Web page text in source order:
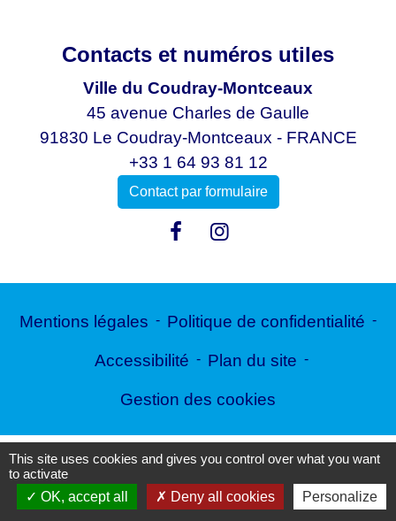
Contacts et numéros utiles
Ville du Coudray-Montceaux
45 avenue Charles de Gaulle
91830 Le Coudray-Montceaux - FRANCE
+33 1 64 93 81 12
Contact par formulaire
Mentions légales - Politique de confidentialité -
Accessibilité - Plan du site -
Gestion des cookies
Site créé en partenariat avec Réseau des Communes
This site uses cookies and gives you control over what you want
to activate
OK, accept all
Deny all cookies Personalize